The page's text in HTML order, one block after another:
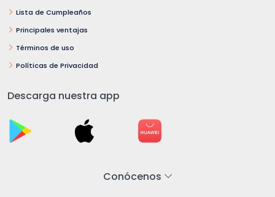
Lista de Cumpleaños
Principales ventajas
Términos de uso
Políticas de Privacidad
Descarga nuestra app
Conócenos